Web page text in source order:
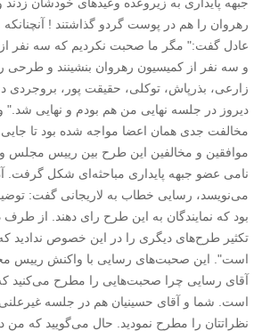
رهروان را هم در پوست گردو گذاشتند ! آنچنانکه
عادل گفت:" مگر ما صحبت نکردیم که سه نفر از
و سه نفر از کمیسیون رهروان بنشینند و طرحی را
زارعی، بذرپاش، توکلی، حقیقت پور، بروجردی
دیروز در جلسه نهایی من هم بودم و نهایی شد."
مخالفت جدی همان اعضا مواجه شده بود تا
موافقین و مخالفین این طرح بین رییس مجلس
نامی عضو جبهه پایداری مباحثه‌ای شکل گرفت.
می‌نویسد، رسایی خطاب به لاریجانی گفت:
بود که نمایندگان به این طرح رای دهند. از طرف
تکثیر طرح‌های دیگری را در این خصوص ندادید
است". این صحبت‌های رسایی با واکنش رییس
آقای رسایی چرا صحبت‌هایی را مطرح می‌کنید
است. شما و آقای حسینیان هم در جلسه
نظراتتان را مطرح نمودید. حال می‌گویید که من